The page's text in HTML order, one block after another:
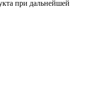
при дальнейшей